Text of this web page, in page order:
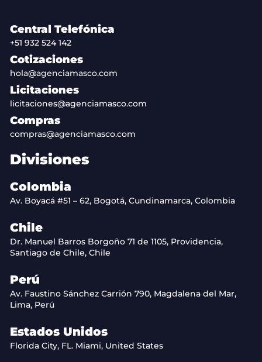
Central Telefónica
+51 932 524 142
Cotizaciones
hola@agenciamasco.com
Licitaciones
licitaciones@agenciamasco.com
Compras
compras@agenciamasco.com
Divisiones
Colombia
Av. Boyacá #51 – 62, Bogotá, Cundinamarca, Colombia
Chile
Dr. Manuel Barros Borgoño 71 de 1105, Providencia,
Santiago de Chile, Chile
Perú
Av. Faustino Sánchez Carrión 790, Magdalena del Mar,
Lima, Perú
Estados Unidos
Florida City, FL. Miami, United States